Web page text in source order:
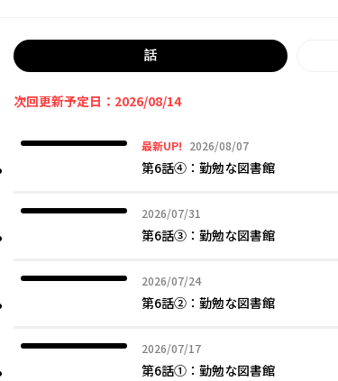
話
次回更新予定日：2026/08/14
最新UP! 2026/08/07
2026年08月07日
第6話④：勤勉な図書館
2026/07/31
2026年07月31日
第6話③：勤勉な図書館
2026/07/24
2026年07月24日
第6話②：勤勉な図書館
2026/07/17
2026年07月17日
第6話①：勤勉な図書館